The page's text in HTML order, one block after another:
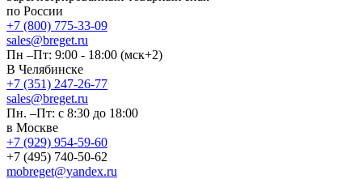
по России
+7 (800) 775-33-09
sales@breget.ru
Пн –Пт: 9:00 - 18:00 (мск+2)
В Челябинске
+7 (351) 247-26-77
sales@breget.ru
Пн. –Пт: с 8:30 до 18:00
в Москве
+7 (929) 954-59-60
+7 (495) 740-50-62
mobreget@yandex.ru